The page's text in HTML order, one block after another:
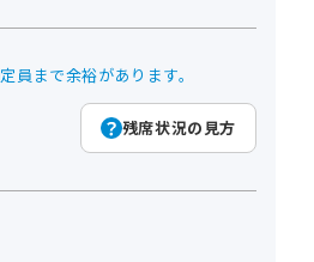
定員まで余裕があります。
残席状況の見方